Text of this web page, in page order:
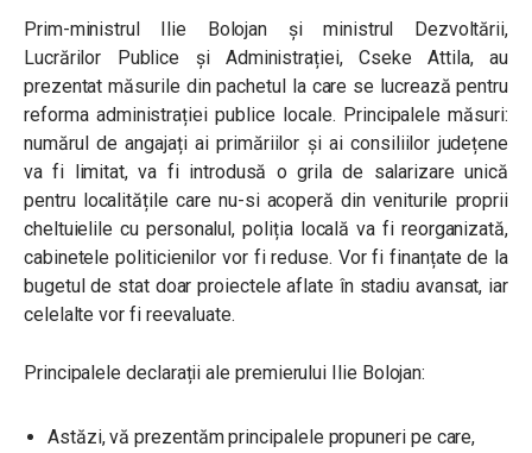
Prim-ministrul Ilie Bolojan și ministrul Dezvoltării,
Lucrărilor Publice și Administrației, Cseke Attila, au
prezentat măsurile din pachetul la care se lucrează pentru
reforma administrației publice locale. Principalele măsuri:
numărul de angajați ai primăriilor și ai consiliilor județene
va fi limitat, va fi introdusă o grila de salarizare unică
pentru localitățile care nu-si acoperă din veniturile proprii
cheltuielile cu personalul, poliția locală va fi reorganizată,
cabinetele politicienilor vor fi reduse. Vor fi finanțate de la
bugetul de stat doar proiectele aflate în stadiu avansat, iar
celelalte vor fi reevaluate.
Principalele declarații ale premierului Ilie Bolojan:
Astăzi, vă prezentăm principalele propuneri pe care,